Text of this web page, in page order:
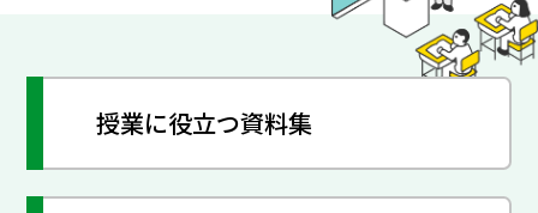
授業に役立つ資料集